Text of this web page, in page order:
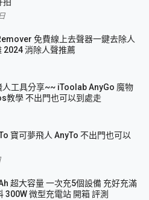
拍
免費線上去聲器一鍵去除人
2024 消除人聲推薦
人工具分享~~ iToolab AnyGo 魔物
教學 不出門也可以到處走
寶可夢飛人 AnyTo 不出門也可以
超大容量 一次充5個設備 充好充滿
300W 微型充電站 開箱 評測